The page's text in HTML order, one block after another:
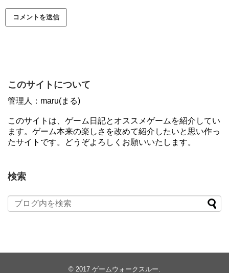
このサイトについて
管理人：maru(まる)
このサイトは、ゲーム日記とオススメゲームを紹介してい
ます。ゲーム本来の楽しさを改めて紹介したいと思い作っ
たサイトです。どうぞよろしくお願いいたします。
検索
© 2017 ゲームウォークスルー